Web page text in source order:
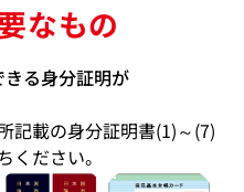
なもの
る身分証明が
記載の身分証明書(1)～(7)
ください。